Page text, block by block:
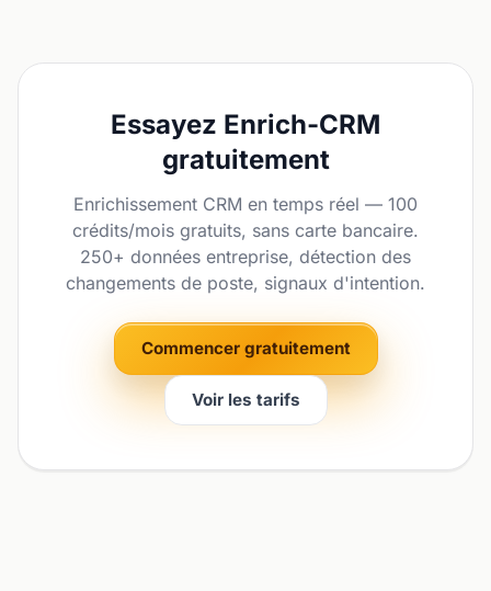
Essayez Enrich-CRM
gratuitement
Enrichissement CRM en temps réel — 100
crédits/mois gratuits, sans carte bancaire.
250+ données entreprise, détection des
changements de poste, signaux d'intention.
Commencer gratuitement
Voir les tarifs